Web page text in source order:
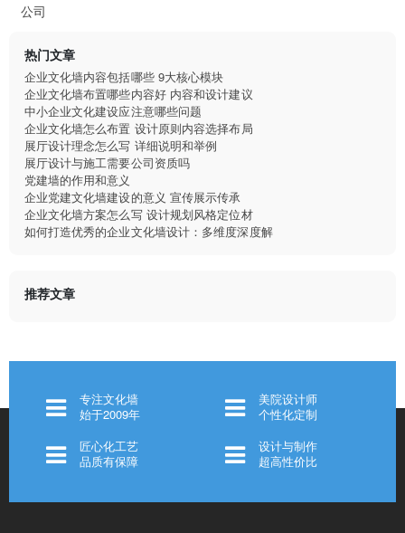
公司
热门文章
企业文化墙内容包括哪些 9大核心模块
企业文化墙布置哪些内容好 内容和设计建议
中小企业文化建设应注意哪些问题
企业文化墙怎么布置 设计原则内容选择布局
展厅设计理念怎么写 详细说明和举例
展厅设计与施工需要公司资质吗
党建墙的作用和意义
企业党建文化墙建设的意义 宣传展示传承
企业文化墙方案怎么写 设计规划风格定位材
如何打造优秀的企业文化墙设计：多维度深度解
推荐文章
专注文化墙
始于2009年
美院设计师
个性化定制
匠心化工艺
品质有保障
设计与制作
超高性价比